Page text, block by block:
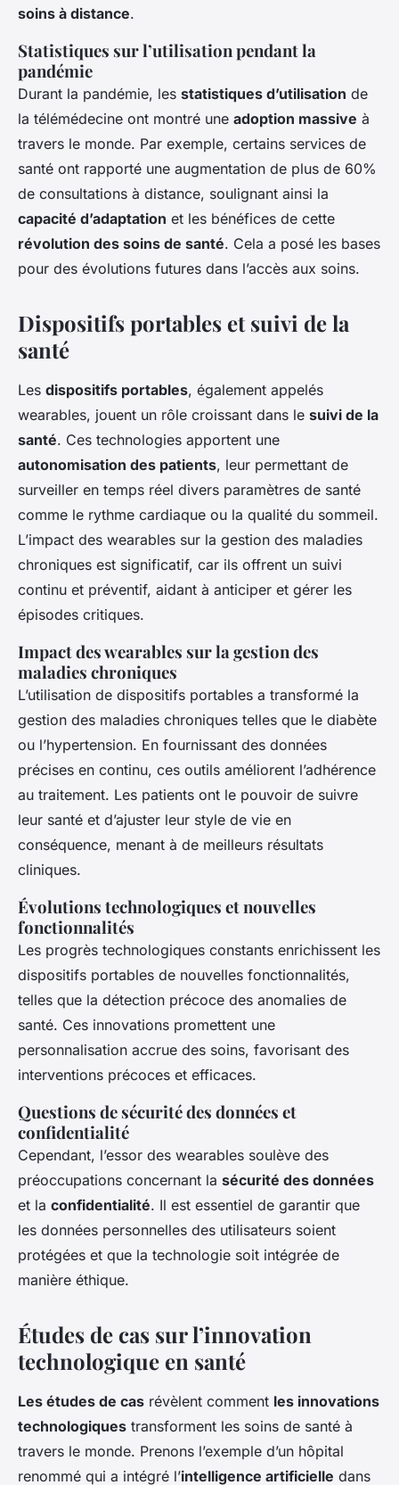
soins à distance.
Statistiques sur l’utilisation pendant la
pandémie
Durant la pandémie, les statistiques d’utilisation de
la télémédecine ont montré une adoption massive à
travers le monde. Par exemple, certains services de
santé ont rapporté une augmentation de plus de 60%
de consultations à distance, soulignant ainsi la
capacité d’adaptation et les bénéfices de cette
révolution des soins de santé. Cela a posé les bases
pour des évolutions futures dans l’accès aux soins.
Dispositifs portables et suivi de la
santé
Les dispositifs portables, également appelés
wearables, jouent un rôle croissant dans le suivi de la
santé. Ces technologies apportent une
autonomisation des patients, leur permettant de
surveiller en temps réel divers paramètres de santé
comme le rythme cardiaque ou la qualité du sommeil.
L’impact des wearables sur la gestion des maladies
chroniques est significatif, car ils offrent un suivi
continu et préventif, aidant à anticiper et gérer les
épisodes critiques.
Impact des wearables sur la gestion des
maladies chroniques
L’utilisation de dispositifs portables a transformé la
gestion des maladies chroniques telles que le diabète
ou l’hypertension. En fournissant des données
précises en continu, ces outils améliorent l’adhérence
au traitement. Les patients ont le pouvoir de suivre
leur santé et d’ajuster leur style de vie en
conséquence, menant à de meilleurs résultats
cliniques.
Évolutions technologiques et nouvelles
fonctionnalités
Les progrès technologiques constants enrichissent les
dispositifs portables de nouvelles fonctionnalités,
telles que la détection précoce des anomalies de
santé. Ces innovations promettent une
personnalisation accrue des soins, favorisant des
interventions précoces et efficaces.
Questions de sécurité des données et
confidentialité
Cependant, l’essor des wearables soulève des
préoccupations concernant la sécurité des données
et la confidentialité. Il est essentiel de garantir que
les données personnelles des utilisateurs soient
protégées et que la technologie soit intégrée de
manière éthique.
Études de cas sur l’innovation
technologique en santé
Les études de cas révèlent comment les innovations
technologiques transforment les soins de santé à
travers le monde. Prenons l’exemple d’un hôpital
renommé qui a intégré l’intelligence artificielle dans